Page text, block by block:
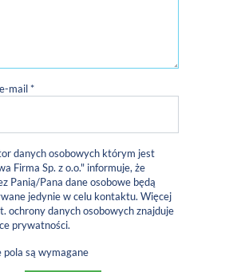
mail *
danych osobowych którym jest
Firma Sp. z o.o." informuje, że
Panią/Pana dane osobowe będą
jedynie w celu kontaktu. Więcej
ochrony danych osobowych znajduje
prywatności.
pola są wymagane